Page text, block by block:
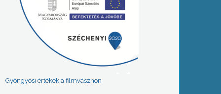
Gyöngyösi értékek a filmvásznon